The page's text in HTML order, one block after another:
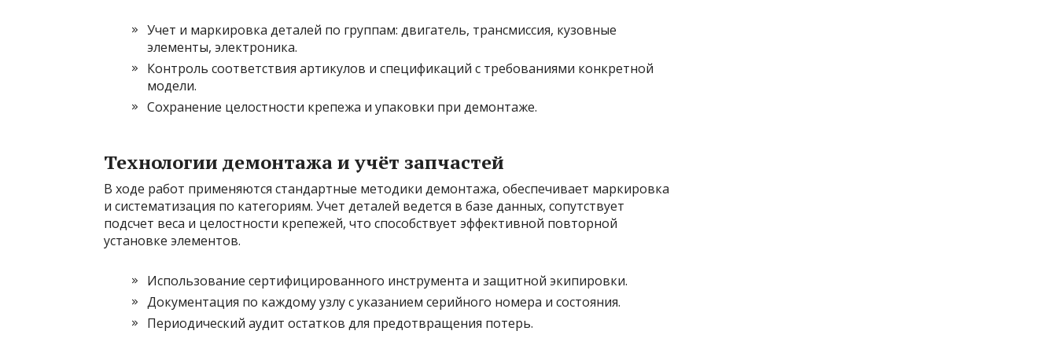
Учет и маркировка деталей по группам: двигатель, трансмиссия, кузовные
элементы, электроника.
Контроль соответствия артикулов и спецификаций с требованиями конкретной
модели.
Сохранение целостности крепежа и упаковки при демонтаже.
Технологии демонтажа и учёт запчастей
В ходе работ применяются стандартные методики демонтажа, обеспечивает маркировка
и систематизация по категориям. Учет деталей ведется в базе данных, сопутствует
подсчет веса и целостности крепежей, что способствует эффективной повторной
установке элементов.
Использование сертифицированного инструмента и защитной экипировки.
Документация по каждому узлу с указанием серийного номера и состояния.
Периодический аудит остатков для предотвращения потерь.